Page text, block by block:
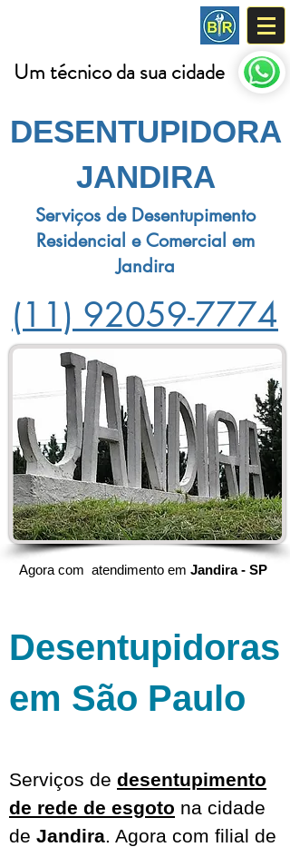
Um técnico da sua cidade
DESENTUPIDORA
JANDIRA
Serviços de Desentupimento
Residencial e Comercial em
Jandira
(11) 92059-7774
Agora com atendimento em Jandira - SP
Desentupidoras
em São Paulo
Serviços de desentupimento
de rede de esgoto na cidade
de Jandira. Agora com filial de